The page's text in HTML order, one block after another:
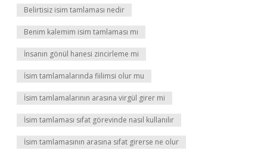
Belirtisiz isim tamlaması nedir
Benim kalemim isim tamlaması mı
İnsanın gönül hanesi zincirleme mi
İsim tamlamalarında fiilimsi olur mu
İsim tamlamalarının arasına virgül girer mi
İsim tamlaması sıfat görevinde nasıl kullanılır
İsim tamlamasının arasına sıfat girerse ne olur